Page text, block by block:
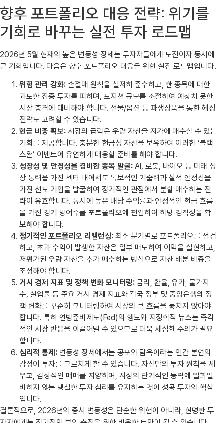
향후 포트폴리오 대응 전략: 위기를
기회로 바꾸는 실전 투자 로드맵
2026년 5월 현재의 높은 변동성 장세는 투자자들에게 도전이자 동시에
큰 기회입니다. 다음은 향후 포트폴리오 대응을 위한 실전 로드맵입니다.
위험 관리 강화: 손절매 원칙을 철저히 준수하고, 한 종목에 대한
과도한 집중 투자를 피하며, 포지션 규모를 조절하여 예상치 못한
시장 충격에 대비해야 합니다. 선물/옵션 등 파생상품을 통한 헤징
전략도 고려할 수 있습니다.
현금 비중 확보: 시장의 급락은 우량 자산을 저가에 매수할 수 있는
기회를 제공합니다. 충분한 현금성 자산을 보유하여 이러한 ‘블랙
스완’ 이벤트에 유연하게 대응할 준비를 해야 합니다.
성장성 및 안정성을 겸비한 종목 발굴: AI, 로봇, 바이오 등 미래 성
장 동력을 가진 섹터 내에서도 독보적인 기술력과 실적 안정성을
가진 선도 기업을 발굴하여 장기적인 관점에서 분할 매수하는 전
략이 유효합니다. 동시에 높은 배당 수익률과 안정적인 현금 흐름
을 가진 경기 방어주를 포트폴리오에 편입하여 하방 경직성을 확
보해야 합니다.
정기적인 포트폴리오 리밸런싱: 최소 분기별로 포트폴리오를 점검
하고, 초과 수익이 발생한 자산은 일부 매도하여 이익을 실현하고,
저평가된 우량 자산을 추가 매수하는 방식으로 자산 배분 비중을
조정해야 합니다.
거시 경제 지표 및 정책 변화 모니터링: 금리, 환율, 유가, 물가지
수, 실업률 등 주요 거시 경제 지표와 각국 정부 및 중앙은행의 정
책 변화를 꾸준히 모니터링하여 시장의 큰 흐름을 놓치지 않아야
합니다. 특히 연방준비제도(Fed)의 행보와 지정학적 뉴스는 즉각
적인 시장 반응을 이끌어낼 수 있으므로 더욱 세심한 주의가 필요
합니다.
심리적 통제: 변동성 장세에서는 공포와 탐욕이라는 인간 본연의
감정이 투자를 그르치게 할 수 있습니다. 자신만의 투자 원칙을 세
우고, 감정적인 매매를 지양하며, 시장의 단기적인 등락에 일희일
비하지 않는 냉철한 투자 심리를 유지하는 것이 성공 투자의 핵심
입니다.
결론적으로, 2026년의 증시 변동성은 단순한 위험이 아니라, 현명한 투